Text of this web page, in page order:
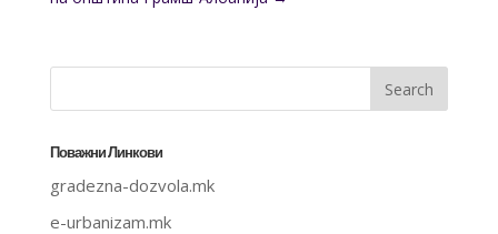
Поважни Линкови
gradezna-dozvola.mk
e-urbanizam.mk